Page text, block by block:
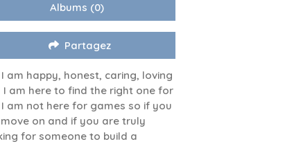
Albums (0)
Partagez
I am happy, honest, caring, loving
I am here to find the right one for
I am not here for games so if you
on and if you are truly
for someone to build a